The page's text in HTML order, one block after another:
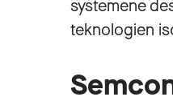
systemene
teknologien